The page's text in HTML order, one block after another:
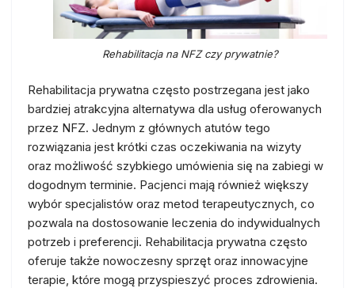
Rehabilitacja na NFZ czy prywatnie?
Rehabilitacja prywatna często postrzegana jest jako
bardziej atrakcyjna alternatywa dla usług oferowanych
przez NFZ. Jednym z głównych atutów tego
rozwiązania jest krótki czas oczekiwania na wizyty
oraz możliwość szybkiego umówienia się na zabiegi w
dogodnym terminie. Pacjenci mają również większy
wybór specjalistów oraz metod terapeutycznych, co
pozwala na dostosowanie leczenia do indywidualnych
potrzeb i preferencji. Rehabilitacja prywatna często
oferuje także nowoczesny sprzęt oraz innowacyjne
terapie, które mogą przyspieszyć proces zdrowienia.